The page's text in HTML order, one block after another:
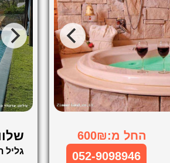
החל מ:600₪
052-9098946 גליל